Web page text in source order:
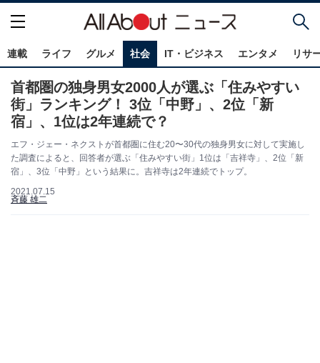
連載 ライフ グルメ 社会 IT・ビジネス エンタメ リサ
首都圏の独身男女2000人が選ぶ「住みやすい
街」ランキング！ 3位「中野」、2位「新
宿」、1位は2年連続で？
エフ・ジェー・ネクストが首都圏に住む20〜30代の独身男女に対して実施し
た調査によると、回答者が選ぶ「住みやすい街」1位は「吉祥寺」、2位「新
宿」、3位「中野」という結果に。吉祥寺は2年連続でトップ。
2021.07.15
斉藤 雄二